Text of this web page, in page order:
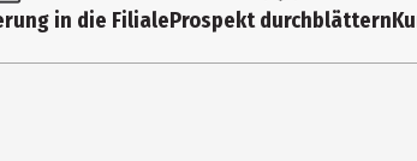
in die FilialeProspekt durchblättern